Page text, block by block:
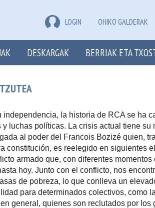
LOGIN OHIKO GALDERAK
DESKARGAK BERRIAK ETA
independencia, la historia de RCA se ha
y luchas políticas. La crisis actual tiene su
al poder del Francois Bozizé quien,
constitución, es reelegido en siguientes
armado que, con diferentes momentos
hoy. Junto con el conflicto, nos
de pobreza, lo que conlleva un
para determinados colectivos, como
general, quienes son reclutados por los